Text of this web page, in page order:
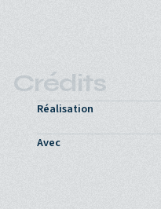
Crédits
Réalisation
Avec